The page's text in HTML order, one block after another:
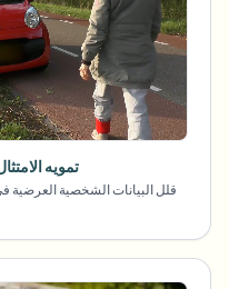
تمويه
قلل البيانات الشخصية العرضية